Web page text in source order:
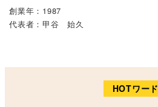
創業年：1987
代表者：甲谷 始久
HOTワード